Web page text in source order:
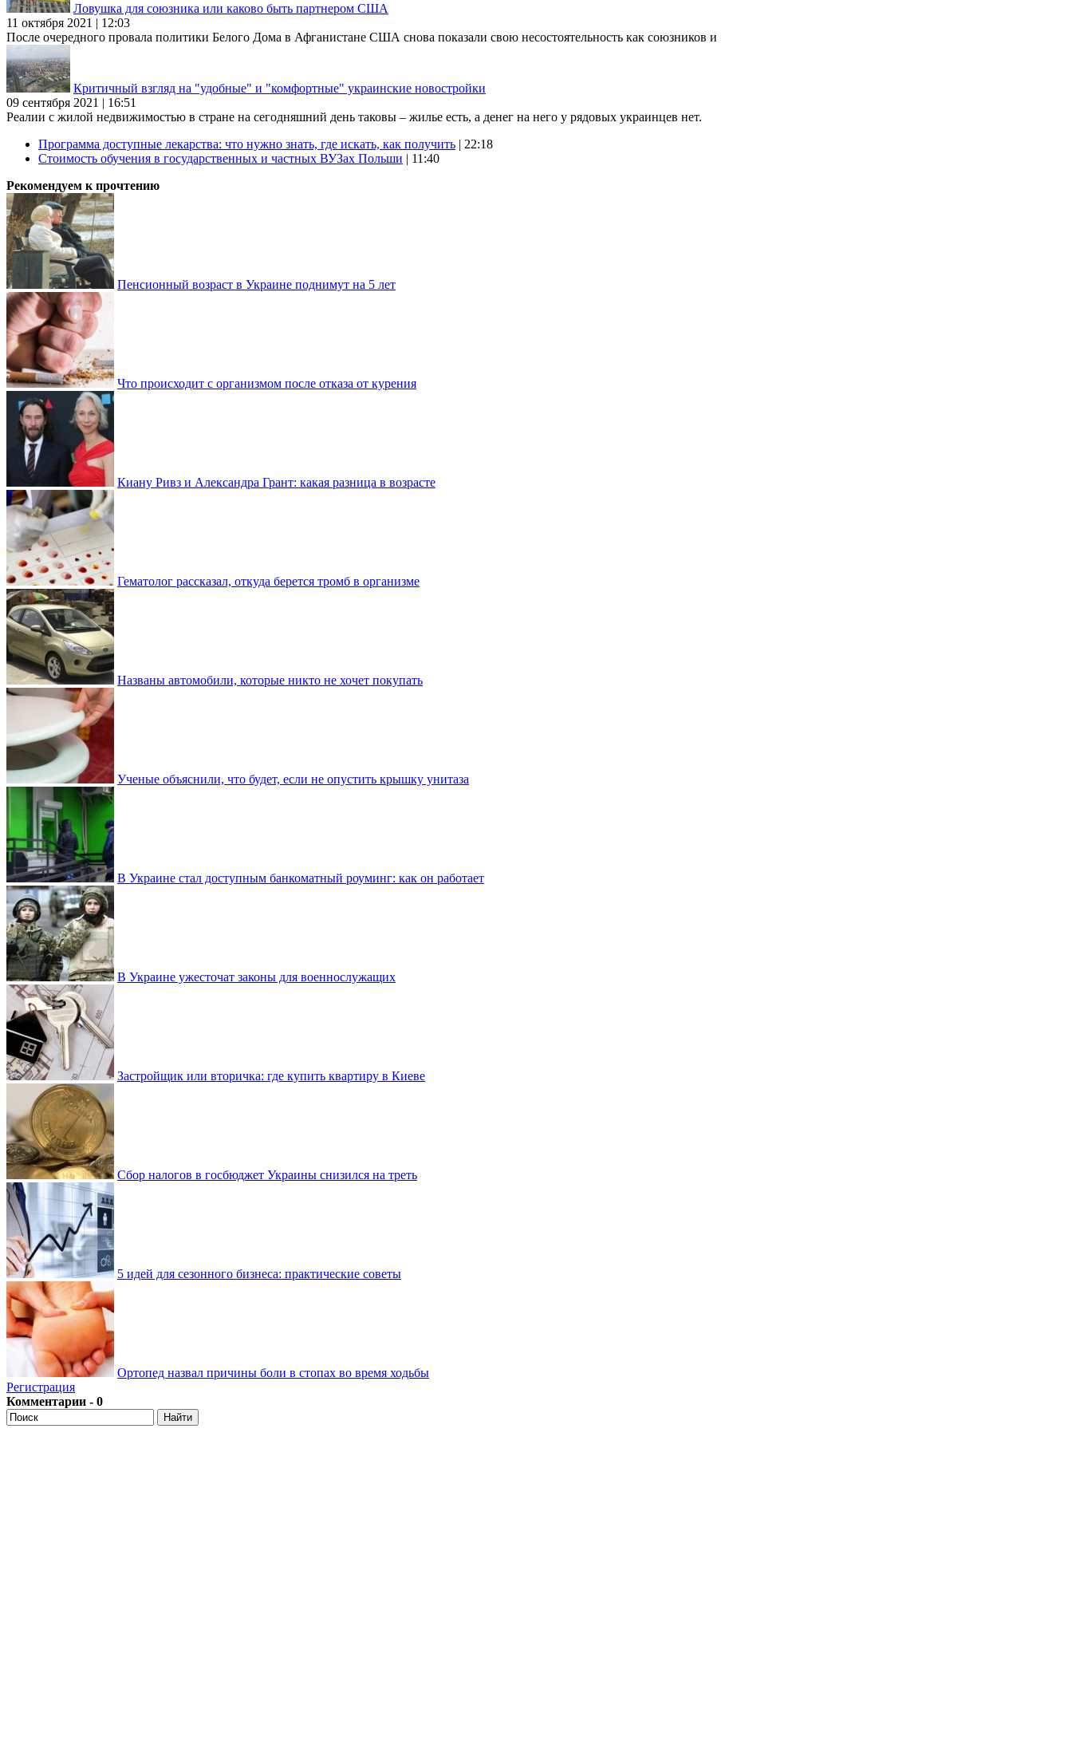
Ловушка для союзника или каково быть партнером США
11 октября 2021 | 12:03
После очередного провала политики Белого Дома в Афганистане США снова показали свою несостоятельность как союзников и
Критичный взгляд на "удобные" и "комфортные" украинские новостройки
09 сентября 2021 | 16:51
Реалии с жилой недвижимостью в стране на сегодняшний день таковы – жилье есть, а денег на него у рядовых украинцев нет.
Программа доступные лекарства: что нужно знать, где искать, как получить | 22:18
Стоимость обучения в государственных и частных ВУЗах Польши | 11:40
Рекомендуем к прочтению
Пенсионный возраст в Украине поднимут на 5 лет
Что происходит с организмом после отказа от курения
Киану Ривз и Александра Грант: какая разница в возрасте
Гематолог рассказал, откуда берется тромб в организме
Названы автомобили, которые никто не хочет покупать
Ученые объяснили, что будет, если не опустить крышку унитаза
В Украине стал доступным банкоматный роуминг: как он работает
В Украине ужесточат законы для военнослужащих
Застройщик или вторичка: где купить квартиру в Киеве
Сбор налогов в госбюджет Украины снизился на треть
5 идей для сезонного бизнеса: практические советы
Ортопед назвал причины боли в стопах во время ходьбы
Регистрация
Комментарии - 0